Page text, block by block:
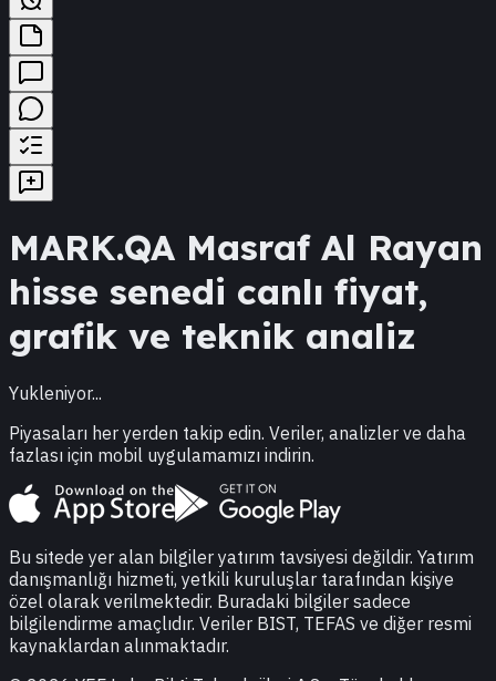
MARK.QA Masraf Al Rayan
hisse senedi canlı fiyat,
grafik ve teknik analiz
Yukleniyor...
Piyasaları her yerden takip edin. Veriler, analizler ve daha
fazlası için mobil uygulamamızı indirin.
Bu sitede yer alan bilgiler yatırım tavsiyesi değildir. Yatırım
danışmanlığı hizmeti, yetkili kuruluşlar tarafından kişiye
özel olarak verilmektedir. Buradaki bilgiler sadece
bilgilendirme amaçlıdır. Veriler BIST, TEFAS ve diğer resmi
kaynaklardan alınmaktadır.